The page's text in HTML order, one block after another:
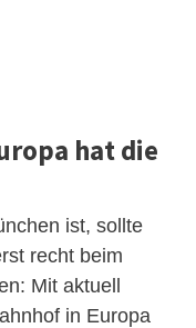
hat die
ist, sollte
recht beim
Mit aktuell
in Europa